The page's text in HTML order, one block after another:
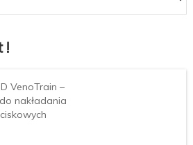
!
VenoTrain –
nakładania